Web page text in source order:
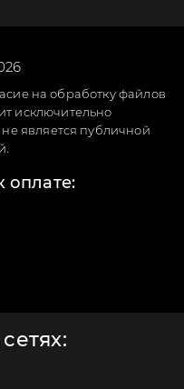
на обработку файлов
исключительно
является публичной
оплате: